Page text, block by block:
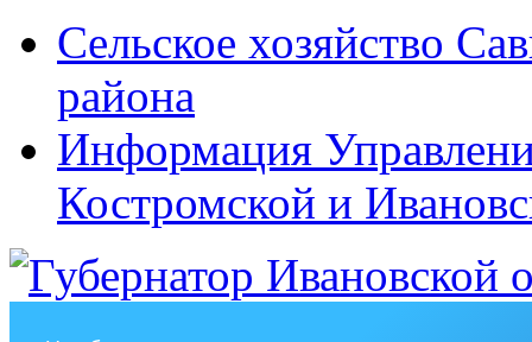
Сельское хозяйство
района
Информация
Костромской и